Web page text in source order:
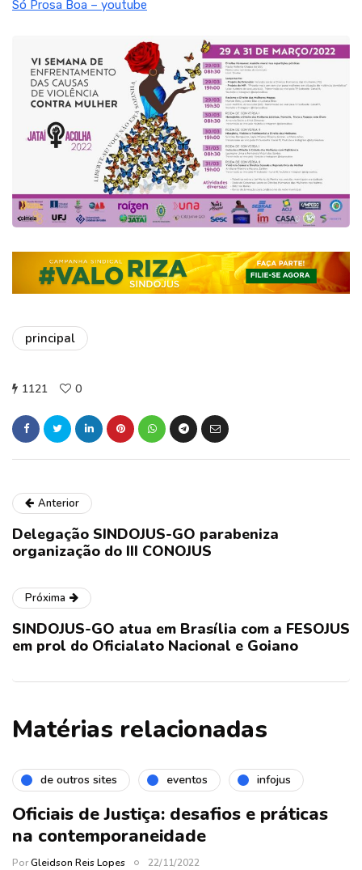
Só Prosa Boa – youtube
principal
1121 0
Anterior
Delegação SINDOJUS-GO parabeniza
organização do III CONOJUS
Próxima
SINDOJUS-GO atua em Brasília com a FESOJUS
em prol do Oficialato Nacional e Goiano
Matérias relacionadas
de outros sites eventos infojus
Oficiais de Justiça: desafios e práticas
na contemporaneidade
PorGleidson Reis Lopes 22/11/2022